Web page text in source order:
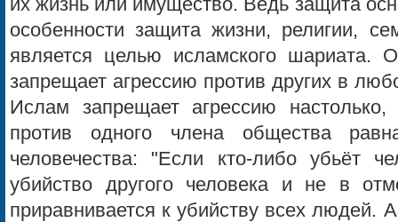
их жизнь или имущество. Ведь защита
особенности защита жизни, религии,
является целью исламского шариата.
запрещает агрессию против других в
Ислам запрещает агрессию настолько,
против одного члена общества
человечества: "Если кто-либо убьёт
убийство другого человека и не в
приравнивается к убийству всех людей.